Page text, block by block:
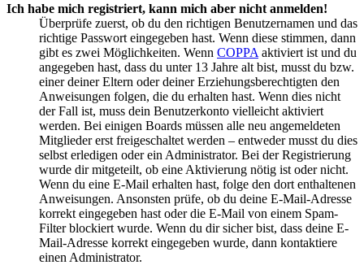
Ich habe mich registriert, kann mich aber nicht anmelden!
Überprüfe zuerst, ob du den richtigen Benutzernamen und das
richtige Passwort eingegeben hast. Wenn diese stimmen, dann
gibt es zwei Möglichkeiten. Wenn COPPA aktiviert ist und du
angegeben hast, dass du unter 13 Jahre alt bist, musst du bzw.
einer deiner Eltern oder deiner Erziehungsberechtigten den
Anweisungen folgen, die du erhalten hast. Wenn dies nicht
der Fall ist, muss dein Benutzerkonto vielleicht aktiviert
werden. Bei einigen Boards müssen alle neu angemeldeten
Mitglieder erst freigeschaltet werden – entweder musst du dies
selbst erledigen oder ein Administrator. Bei der Registrierung
wurde dir mitgeteilt, ob eine Aktivierung nötig ist oder nicht.
Wenn du eine E-Mail erhalten hast, folge den dort enthaltenen
Anweisungen. Ansonsten prüfe, ob du deine E-Mail-Adresse
korrekt eingegeben hast oder die E-Mail von einem Spam-
Filter blockiert wurde. Wenn du dir sicher bist, dass deine E-
Mail-Adresse korrekt eingegeben wurde, dann kontaktiere
einen Administrator.